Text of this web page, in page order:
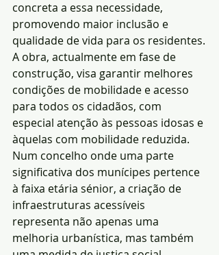
concreta a essa necessidade,
promovendo maior inclusão e
qualidade de vida para os residentes.
A obra, actualmente em fase de
construção, visa garantir melhores
condições de mobilidade e acesso
para todos os cidadãos, com
especial atenção às pessoas idosas e
àquelas com mobilidade reduzida.
Num concelho onde uma parte
significativa dos munícipes pertence
à faixa etária sénior, a criação de
infraestruturas acessíveis
representa não apenas uma
melhoria urbanística, mas também